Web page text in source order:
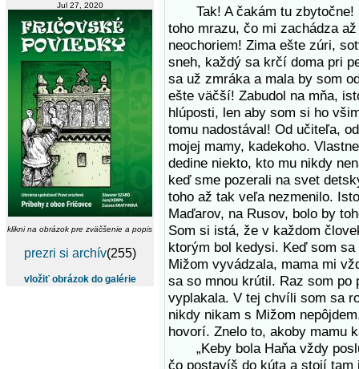
Jul 27, 2020
klikni na obrázok pre zväčšenie a popis
prezri si archív(255)
vložiť obrázok do galérie
Tak! A čakám tu zbytočne!
toho mrazu, čo mi zachádza
neochoriem! Zima ešte zúri,
sneh, každý sa krčí doma pri
sa už zmráka a mala by som
ešte väčší! Zabudol na mňa,
hlúposti, len aby som si ho
tomu nadostával! Od učiteľa,
mojej mamy, kadekoho.
dedine niekto, kto mu nikdy
keď sme pozerali na svet
toho až tak veľa nezmenilo.
Maďarov, na Rusov, bolo by
Som si istá, že v každom
ktorým bol kedysi. Keď som
Mižom vyvádzala, mama mi
sa so mnou krútil. Raz som po
vyplakala. V tej chvíli som sa
nikdy nikam s Mižom
hovorí. Znelo to, akoby mamu
„Keby bola Haňa vždy
čo postavíš do kúta a stojí tam